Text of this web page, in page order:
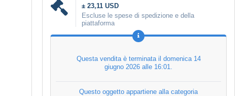
± 23,11 USD
Escluse le spese di spedizione e della
piattaforma
Questa vendita è terminata il domenica 14
giugno 2026 alle 16:01
Questo oggetto appartiene alla categoria